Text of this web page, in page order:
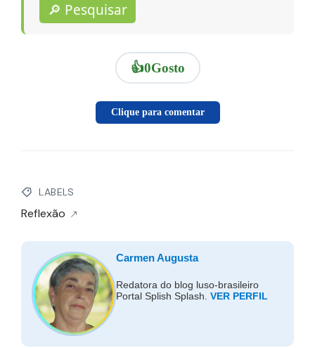
🔎 Pesquisar
👍0Gosto
Clique para comentar
LABELS
Reflexão
Carmen Augusta
Redatora do blog luso-brasileiro
Portal Splish Splash. VER PERFIL